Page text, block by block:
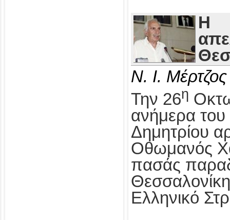
Η
Ν. Ι. Μέρτζος
Την 26η
ανήμερα του
Δημητρίου
Οθωμανός
πασάς
Ελληνικό